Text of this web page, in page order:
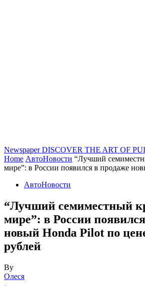
Newspaper DISCOVER THE ART OF
Home АвтоНовости “Лучший
мире”: в России появился в продаже
АвтоНовости
“Лучший семиместный
мире”: в России
новый Honda Pilot по
рублей
By
Олеся